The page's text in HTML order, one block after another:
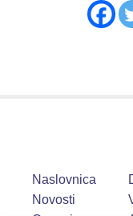
Naslovnica
Novosti